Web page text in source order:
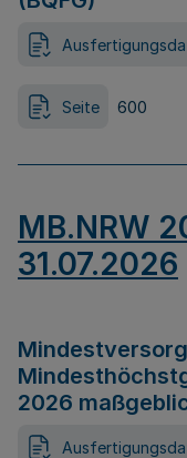
Seite 600
MB.NRW
31.07.2026
2026